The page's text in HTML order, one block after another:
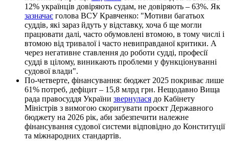
12% українців довіряють судам, не довіряють – 63%. Як
зазначає голова ВСУ Кравченко: "Мотиви багатьох
суддів, які зараз йдуть у відставку, хоча б ще могли
працювати далі, часто обумовлені втомою, в тому числі і
втомою від тривалої і часто невиправданої критики. А
через негативне ставлення до роботи судді, професії
судді в цілому, виникають проблеми у функціонуванні
судової влади".
По-четверте, фінансування: бюджет 2025 покриває лише
61% потреб, дефіцит – 15,8 млрд грн. Нещодавно Вища
рада правосуддя України звернулася до Кабінету
Міністрів з вимогою скоригувати проєкт Державного
бюджету на 2026 рік, аби забезпечити належне
фінансування судової системи відповідно до Конституції
та міжнародних стандартів.